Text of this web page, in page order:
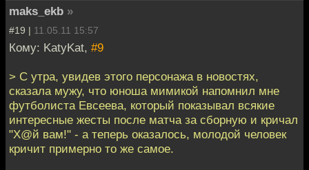
maks_ekb »
#19 | 11.05.11 15:57
Кому: KatyKat, #9
> С утра, увидев этого персонажа в новостях,
сказала мужу, что юноша мимикой напомнил мне
футболиста Евсеева, который показывал всякие
интересные жесты после матча за сборную и кричал
"Х@й вам!" - а теперь оказалось, молодой человек
кричит примерно то же самое.